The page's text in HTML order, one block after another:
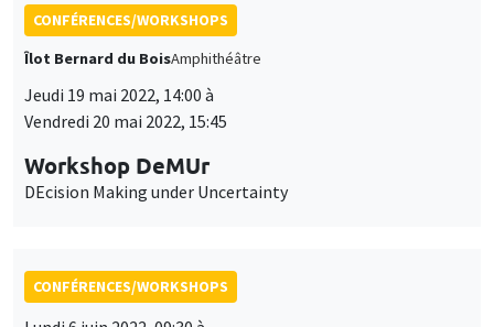
CONFÉRENCES/WORKSHOPS
Îlot Bernard du BoisAmphithéâtre
Jeudi 19 mai 2022, 14:00 à
Vendredi 20 mai 2022, 15:45
Workshop DeMUr
DEcision Making under Uncertainty
CONFÉRENCES/WORKSHOPS